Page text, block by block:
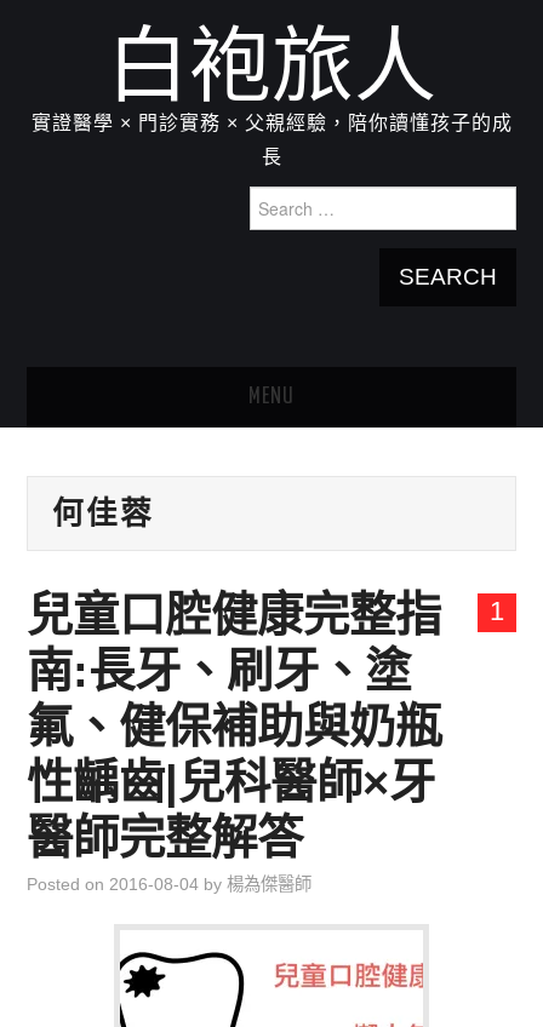
白袍旅人
實證醫學 × 門診實務 × 父親經驗，陪你讀懂孩子的成
長
for:
MENU
關於我：楊為傑醫師
育兒知識集
環遊世界行
直上雲霄去
我思故我在
聯絡我
主婦碎碎念
何佳蓉
1
兒童口腔健康完整指
南:長牙、刷牙、塗
氟、健保補助與奶瓶
性齲齒|兒科醫師×牙
醫師完整解答
Posted on 2016-08-04 by楊為傑醫師